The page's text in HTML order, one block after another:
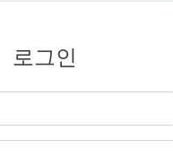
로그인